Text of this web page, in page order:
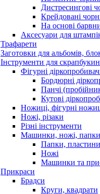
Дистресингові
Крейдовані
На основі
Аксесуари для
Трафарети
Заготовки для альбомів,
Інструменти для
Фігурні
Бордюрні
Панчі
Кутові
Ножиці, фігурні
Ножі, різаки
Різні інструменти
Машинки, ножі, папки
Папки,
Ножі
Машинки та
Прикраси
Брадси
Круги, квадрати